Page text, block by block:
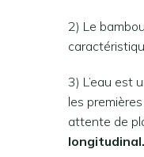
2) Le
3) L’eau est
les
attente de